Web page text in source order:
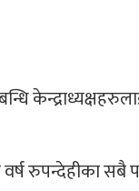
रुपन्देहीका सबै